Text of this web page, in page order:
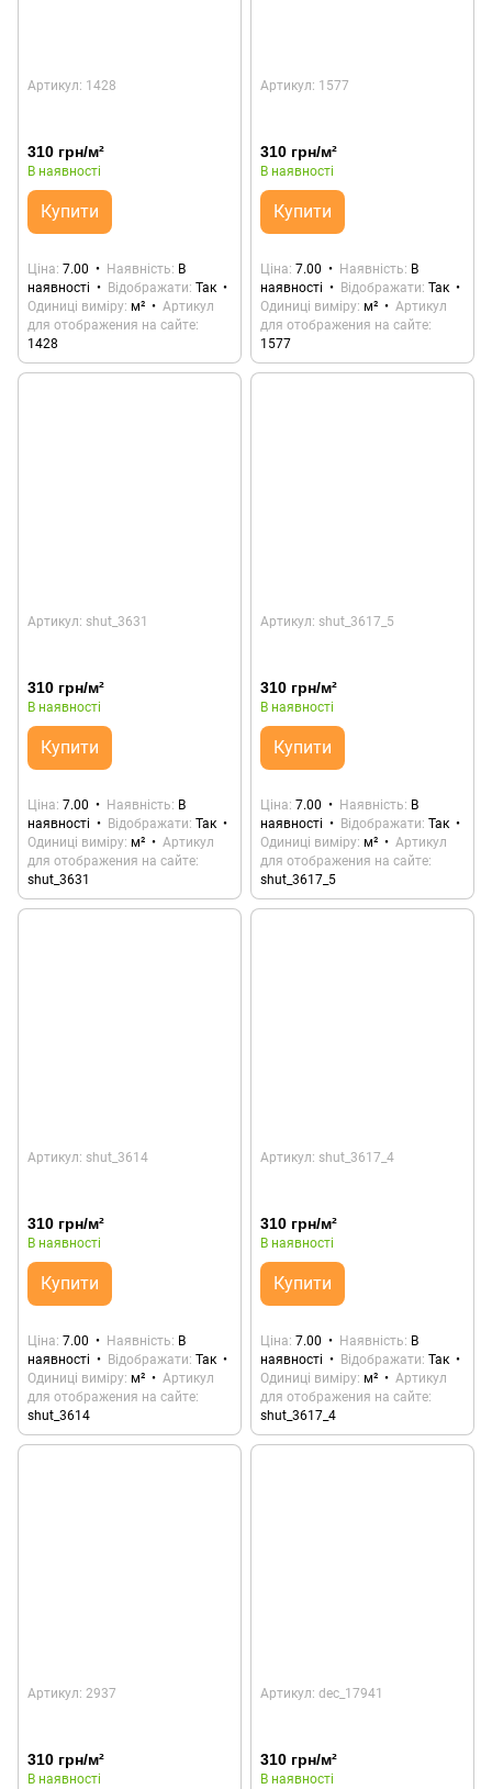
Артикул: 1428
310 грн/м²
В наявності
Купити
Ціна 7.00 Наявність В
наявності
Відображати Так
Одиниці виміру м²
Артикул
для отображения на сайте
1428
Артикул: 1577
310 грн/м²
В наявності
Купити
Ціна 7.00 Наявність В
наявності
Відображати Так
Одиниці виміру м²
Артикул
для отображения на сайте
1577
Артикул: shut_3631
310 грн/м²
В наявності
Купити
Ціна 7.00 Наявність В
наявності
Відображати Так
Одиниці виміру м²
Артикул
для отображения на сайте
shut_3631
Артикул: shut_3617_5
310 грн/м²
В наявності
Купити
Ціна 7.00 Наявність В
наявності
Відображати Так
Одиниці виміру м²
Артикул
для отображения на сайте
shut_3617_5
Артикул: shut_3614
310 грн/м²
В наявності
Купити
Ціна 7.00 Наявність
В
наявності
Відображати Так
Одиниці виміру м²
Артикул
для отображения на сайте
shut_3614
Артикул: shut_3617_4
310 грн/м²
В наявності
Купити
Ціна 7.00 Наявність
В
наявності
Відображати Так
Одиниці виміру м²
Артикул
для отображения на сайте
shut_3617_4
Артикул: 2937
310 грн/м²
В наявності
Артикул: dec_17941
310 грн/м²
В наявності